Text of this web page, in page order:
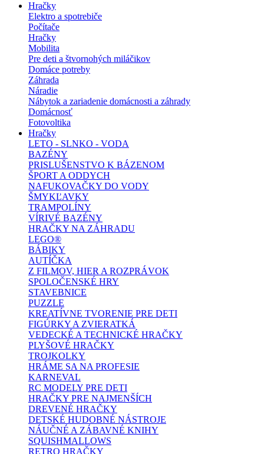
Hračky
Elektro a spotrebiče
Počítače
Hračky
Mobilita
Pre deti a štvornohých miláčikov
Domáce potreby
Záhrada
Náradie
Nábytok a zariadenie domácnosti a záhrady
Domácnosť
Fotovoltika
Hračky
LETO - SLNKO - VODA
BAZÉNY
PRISLUŠENSTVO K BÁZENOM
ŠPORT A ODDYCH
NAFUKOVAČKY DO VODY
ŠMYKĽAVKY
TRAMPOLÍNY
VÍRIVÉ BAZÉNY
HRAČKY NA ZÁHRADU
LEGO®
BÁBIKY
AUTÍČKA
Z FILMOV, HIER A ROZPRÁVOK
SPOLOČENSKÉ HRY
STAVEBNICE
PUZZLE
KREATÍVNE TVORENIE PRE DETI
FIGÚRKY A ZVIERATKÁ
VEDECKÉ A TECHNICKÉ HRAČKY
PLYŠOVÉ HRAČKY
TROJKOLKY
HRÁME SA NA PROFESIE
KARNEVAL
RC MODELY PRE DETI
HRAČKY PRE NAJMENŠÍCH
DREVENÉ HRAČKY
DETSKÉ HUDOBNÉ NÁSTROJE
NÁUČNÉ A ZÁBAVNÉ KNIHY
SQUISHMALLOWS
RETRO HRAČKY